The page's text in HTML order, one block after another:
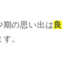
期の思い出は 良
。